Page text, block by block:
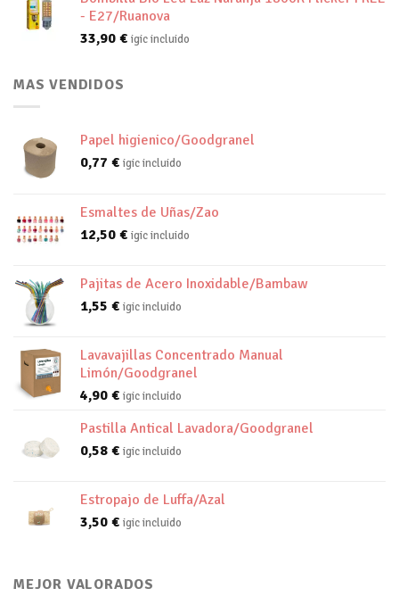
- E27/Ruanova
33,90 € igic incluido
MAS VENDIDOS
Papel higienico/Goodgranel
0,77 € igic incluido
Esmaltes de Uñas/Zao
12,50 € igic incluido
Pajitas de Acero Inoxidable/Bambaw
1,55 € igic incluido
Lavavajillas Concentrado Manual
Limón/Goodgranel
4,90 € igic incluido
Pastilla Antical Lavadora/Goodgranel
0,58 € igic incluido
Estropajo de Luffa/Azal
3,50 € igic incluido
MEJOR VALORADOS